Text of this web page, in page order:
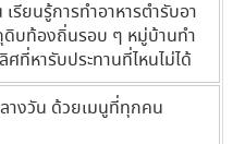
รียนรู้การทำอาหารตำรับอา
ดิบท้องถิ่นรอบ ๆ หมู่บ้านทำ
ศที่หารับประทานที่ไหนไม่ได้
างวัน ด้วยเมนูที่ทุกคน